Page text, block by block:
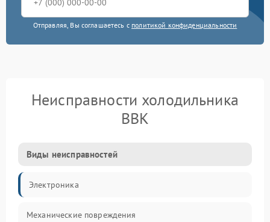
Отправляя, Вы соглашаетесь с политикой конфиденциальности
Неисправности холодильника
BBK
Виды неисправностей
Электроника
Механические повреждения